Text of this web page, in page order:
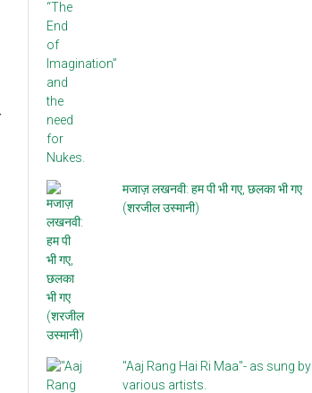
मजाज़ लखनवी: हम पी भी गए, छलका भी गए
(शरजील उस्मानी)
"Aaj Rang Hai Ri Maa"- as sung by
various artists.